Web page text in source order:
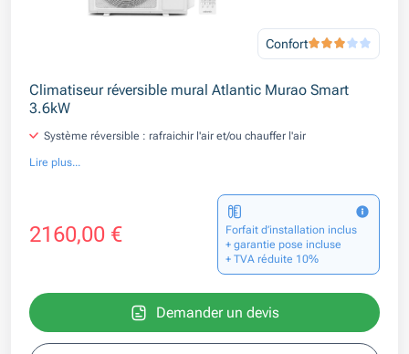
Confort
Climatiseur réversible mural Atlantic Murao Smart
3.6kW
Système réversible : rafraichir l'air et/ou chauffer l'air
Lire plus...
2160,00 €
Forfait d’installation inclus
+ garantie pose incluse
+ TVA réduite 10%
Demander un devis